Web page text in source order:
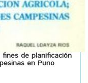
de planificación
en Puno